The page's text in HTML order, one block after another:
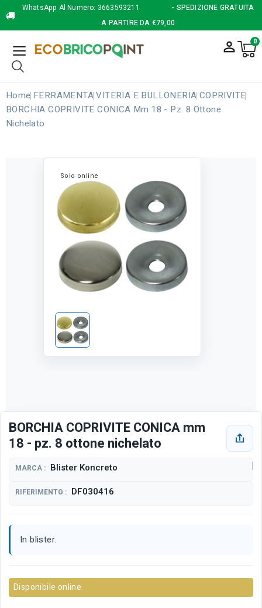
WhatsApp Al Numero: 3663593211
- SPEDIZIONE GRATUITA
A PARTIRE DA €79,00
person_outline 0
Home FERRAMENTA VITERIA E BULLONERIA COPRIVITE
BORCHIA COPRIVITE CONICA Mm 18 - Pz. 8 Ottone
Nichelato
Solo online
BORCHIA COPRIVITE CONICA mm
18 - pz. 8 ottone nichelato
MARCA : Blister Koncreto
RIFERIMENTO : DF030416
In blister.
Disponibile online